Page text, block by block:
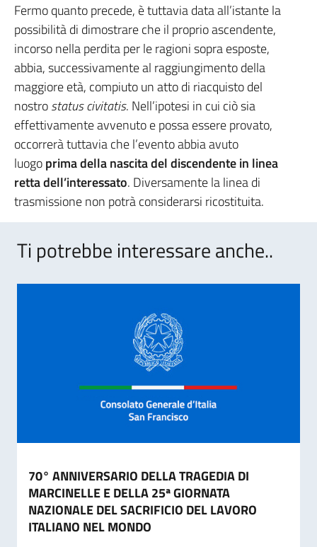
Fermo quanto precede, è tuttavia data all’istante la
possibilità di dimostrare che il proprio ascendente,
incorso nella perdita per le ragioni sopra esposte,
abbia, successivamente al raggiungimento della
maggiore età, compiuto un atto di riacquisto del
nostrostatus civitatis. Nell’ipotesi in cui ciò sia
effettivamente avvenuto e possa essere provato,
occorrerà tuttavia che l’evento abbia avuto
luogoprima della nascita del discendente in linea
retta dell’interessato. Diversamente la linea di
trasmissione non potrà considerarsi ricostituita.
Ti potrebbe interessare anche..
70° ANNIVERSARIO DELLA TRAGEDIA DI
MARCINELLE E DELLA 25ª GIORNATA
NAZIONALE DEL SACRIFICIO DEL LAVORO
ITALIANO NEL MONDO